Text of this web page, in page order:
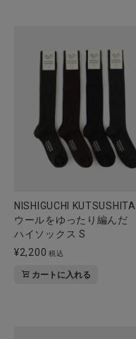
NISHIGUCHI KUTSUSHITA
ウールをゆったり編んだ
ハイソックス S
¥2,200 税込
カートに入れる